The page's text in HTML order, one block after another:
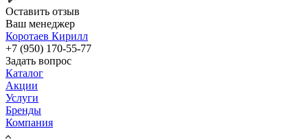
Оставить отзыв
Ваш менеджер
Коротаев Кирилл
+7 (950) 170-55-77
Задать вопрос
Каталог
Акции
Услуги
Бренды
Компания